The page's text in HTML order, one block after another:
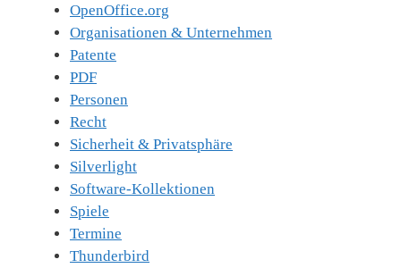
OpenOffice.org
Organisationen & Unternehmen
Patente
PDF
Personen
Recht
Sicherheit & Privatsphäre
Silverlight
Software-Kollektionen
Spiele
Termine
Thunderbird